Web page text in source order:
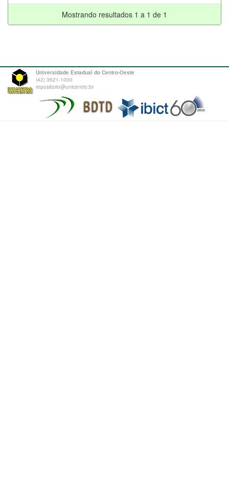
Mostrando resultados 1 a 1 de 1
Universidade Estadual do Centro-Oeste
(42) 3621-1000
repositorio@unicentro.br